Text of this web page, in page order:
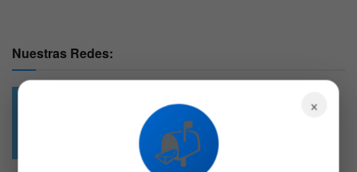
Nuestras Redes:
4.7k
Followers
×
📬